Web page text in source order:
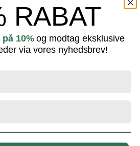
RABAT
10%og modtag eksklusive
via vores nyhedsbrev!